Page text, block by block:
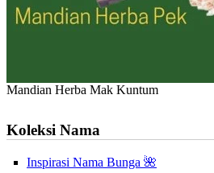
Mandian Herba Mak Kuntum
Koleksi Nama
Inspirasi Nama Bunga 🌺